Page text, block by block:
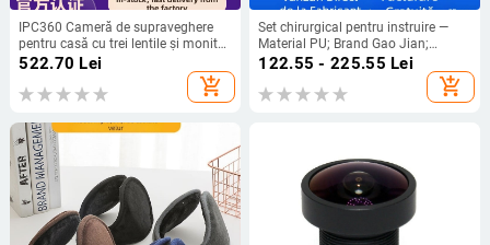
IPC360 Cameră de supraveghere
pentru casă cu trei lentile și monitor
exterior, 4G/Wi‑Fi
522.70 Lei
add_shopping_cart
Set chirurgical pentru instruire —
Material PU; Brand Gao Jian;
Standard Guoxie No. 20210081;
122.55 - 225.55 Lei
add_shopping_cart